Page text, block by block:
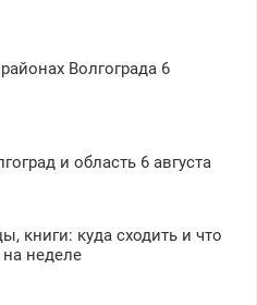
Волгограда 6
и область 6 августа
книги: куда сходить и что
на неделе